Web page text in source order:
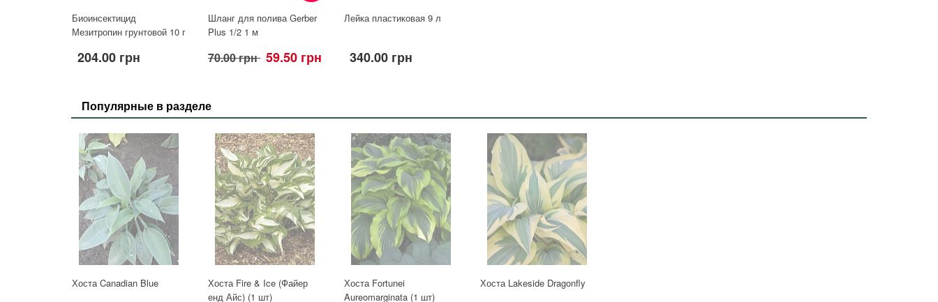
Биоинсектицид
Мезитропин грунтовой 10 г
204.00 грн
Шланг для полива Gerber
Plus 1/2 1 м
70.00 грн 59.50 грн
Лейка пластиковая 9 л
340.00 грн
Популярные в разделе
Хоста Canadian Blue
Хоста Fire & Ice (Файер
енд Айс) (1 шт)
Хоста Fortunei
Aureomarginata (1 шт)
Хоста Lakeside Dragonfly